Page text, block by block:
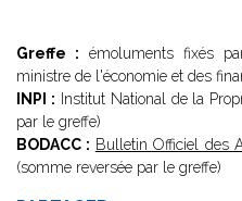
Greffe : émoluments fixés
ministre de l'économie et des
INPI : Institut National de la
par le greffe)
BODACC : Bulletin Officiel des
(somme reversée par le greffe)